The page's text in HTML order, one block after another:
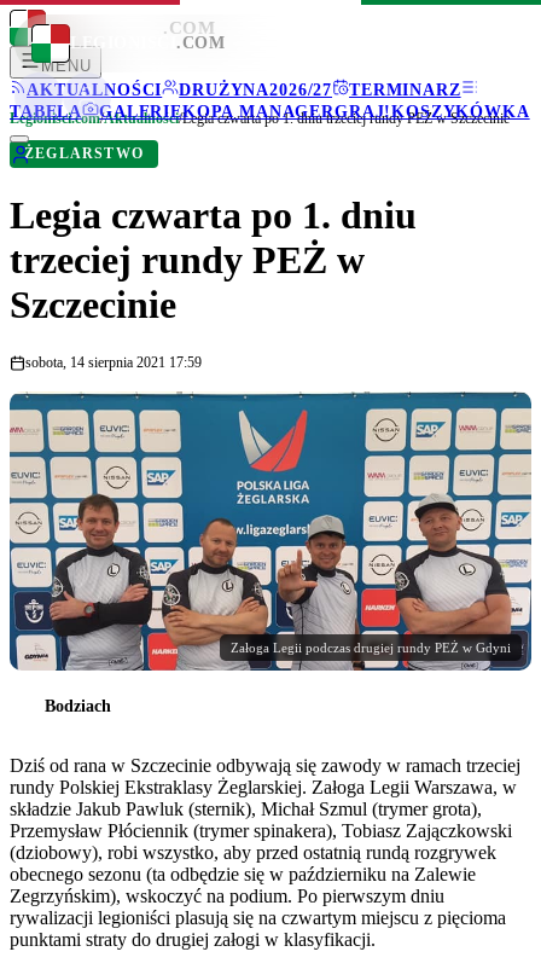
LEGIONISCI .COM
MENU
AKTUALNOŚCI
DRUŻYNA2026/27
TERMINARZ
TABELA
GALERIEKOPA MANAGERGRAJ!KOSZYKÓWKA
LEGIONISCI .COM
Legionisci.com/Aktualności/Legia czwarta po 1. dniu trzeciej rundy PEŻ w Szczecinie
ŻEGLARSTWO
Legia czwarta po 1. dniu
trzeciej rundy PEŻ w
Szczecinie
sobota, 14 sierpnia 2021 17:59
Załoga Legii podczas drugiej rundy PEŻ w Gdyni
Bodziach
Dziś od rana w Szczecinie odbywają się zawody w ramach trzeciej
rundy Polskiej Ekstraklasy Żeglarskiej. Załoga Legii Warszawa, w
składzie Jakub Pawluk (sternik), Michał Szmul (trymer grota),
Przemysław Płóciennik (trymer spinakera), Tobiasz Zajączkowski
(dziobowy), robi wszystko, aby przed ostatnią rundą rozgrywek
obecnego sezonu (ta odbędzie się w październiku na Zalewie
Zegrzyńskim), wskoczyć na podium. Po pierwszym dniu
rywalizacji legioniści plasują się na czwartym miejscu z pięcioma
punktami straty do drugiej załogi w klasyfikacji.